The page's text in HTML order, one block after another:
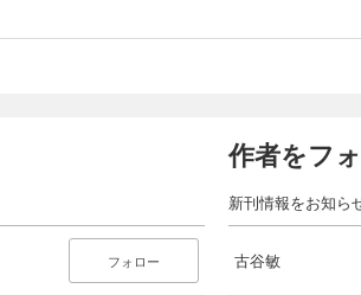
フォロー
作者をフ
新刊情報をお知ら
古谷敏